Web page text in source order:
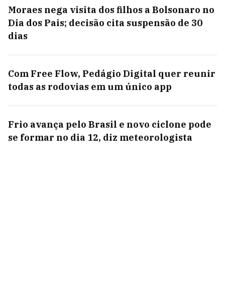
Moraes nega visita dos filhos a Bolsonaro no
Dia dos Pais; decisão cita suspensão de 30
dias
Com Free Flow, Pedágio Digital quer reunir
todas as rodovias em um único app
Frio avança pelo Brasil e novo ciclone pode
se formar no dia 12, diz meteorologista